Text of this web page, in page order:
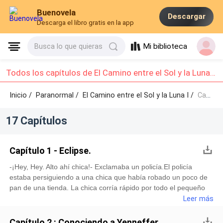
Buenovela
Descarga el libro gratis en la app
Descargar
Busca lo que quieras Mi biblioteca
Todos los capítulos de El Camino entre el Sol y la Luna I: Capítulo 1 - Capítulo 10
Inicio / Paranormal/El Camino entre el Sol y la Luna I / Capítulo 1 - Capítulo 10
17 Capítulos
Capítulo 1 - Eclipse.
-¡Hey, Hey. Alto ahí chica!- Exclamaba un policía.El policía
estaba persiguiendo a una chica que había robado un poco de
pan de una tienda. La chica corría rápido por todo el pequeño
pueblo en donde vivían, metiéndose por callejones, saltando de
que no lo atraparan, el policía la seguia lo mejor que podia, y no
Leer más